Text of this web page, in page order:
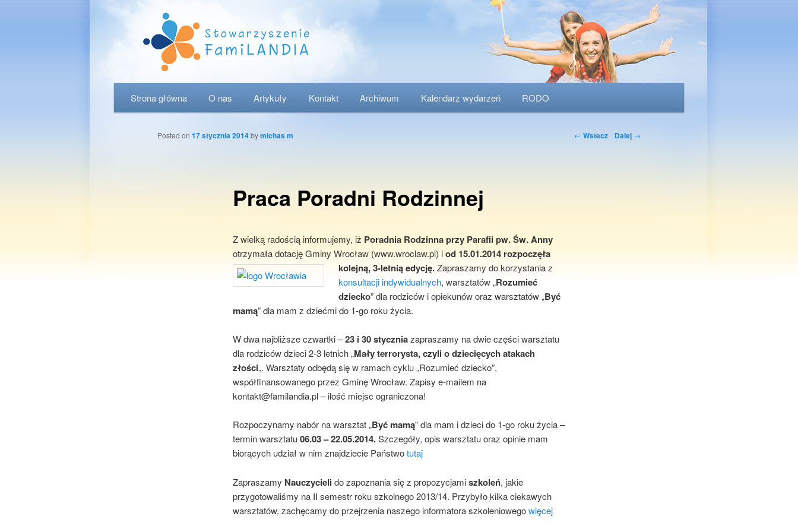
Przeskocz do tekstu
Przeskocz do widgetów
Strona główna O nas Artykuły Kontakt Archiwum Kalendarz wydarzeń RODO
Nawigacja po
← Wstecz Dalej →
Praca Poradni Rodzinnej
Posted on 17 stycznia 2014bymichas m
Z wielką radością informujemy, iż Poradnia Rodzinna przy Parafii pw. Św. Anny
otrzymała dotację Gminy Wrocław (www.wroclaw.pl) iod 15.01.2014 rozpoczęła
kolejną, 3-letnią edycję.Zapraszamy do korzystania z
konsultacji indywidualnych, warsztatów „Rozumieć
dziecko” dla rodziców i opiekunów oraz warsztatów „Być
mamą” dla mam z dziećmi do 1-go roku życia.
W dwa najbliższe czwartki –23 i 30 styczniazapraszamy na dwie części warsztatu
dla rodziców dzieci 2-3 letnich „Mały terrorysta, czyli o dziecięcych atakach
złości„. Warsztaty odbędą się w ramach cyklu „Rozumieć dziecko”,
współfinansowanego przez Gminę Wrocław. Zapisy e-mailem na
kontakt@familandia.pl – ilość miejsc ograniczona!
Rozpoczynamy nabór na warsztat „Być mamą” dla mam i dzieci do 1-go roku życia –
termin warsztatu06.03 – 22.05.2014.Szczegóły, opis warsztatu oraz opinie mam
biorących udział w nim znajdziecie Państwotutaj
Zapraszamy Nauczycielido zapoznania się z propozycjamiszkoleń, jakie
przygotowaliśmy na II semestr roku szkolnego 2013/14. Przybyło kilka ciekawych
warsztatów, zachęcamy do przejrzenia naszego informatora szkoleniowegowięcej